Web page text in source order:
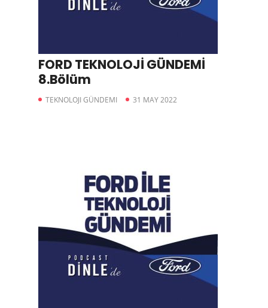
FORD TEKNOLOJİ GÜNDEMİ
8.Bölüm
TEKNOLOJI GÜNDEMI 31 MAY 2022